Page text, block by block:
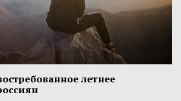
летнее